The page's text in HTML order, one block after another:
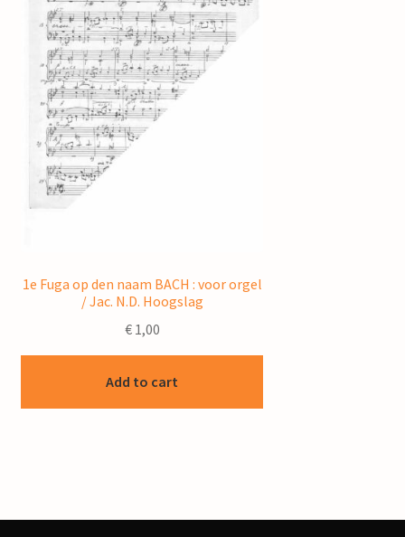
1e Fuga op den naam BACH : voor orgel
/ Jac. N.D. Hoogslag
€1,00
Add to cart